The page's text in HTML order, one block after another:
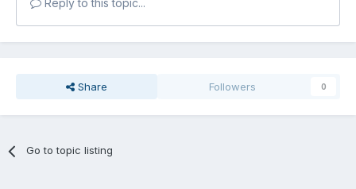
Reply to this topic...
Share Followers 0
Go to topic listing